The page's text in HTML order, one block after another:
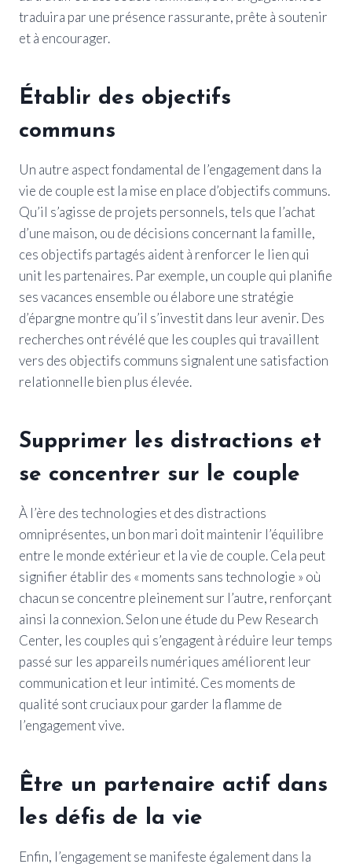
traduira par une présence rassurante, prête à soutenir
et à encourager.
Établir des objectifs
communs
Un autre aspect fondamental de l’engagement dans la
vie de couple est la mise en place d’objectifs communs.
Qu’il s’agisse de projets personnels, tels que l’achat
d’une maison, ou de décisions concernant la famille,
ces objectifs partagés aident à renforcer le lien qui
unit les partenaires. Par exemple, un couple qui planifie
ses vacances ensemble ou élabore une stratégie
d’épargne montre qu’il s’investit dans leur avenir. Des
recherches ont révélé que les couples qui travaillent
vers des objectifs communs signalent une satisfaction
relationnelle bien plus élevée.
Supprimer les distractions et
se concentrer sur le couple
À l’ère des technologies et des distractions
omniprésentes, un bon mari doit maintenir l’équilibre
entre le monde extérieur et la vie de couple. Cela peut
signifier établir des « moments sans technologie » où
chacun se concentre pleinement sur l’autre, renforçant
ainsi la connexion. Selon une étude du Pew Research
Center, les couples qui s’engagent à réduire leur temps
passé sur les appareils numériques améliorent leur
communication et leur intimité. Ces moments de
qualité sont cruciaux pour garder la flamme de
l’engagement vive.
Être un partenaire actif dans
les défis de la vie
Enfin, l’engagement se manifeste également dans la